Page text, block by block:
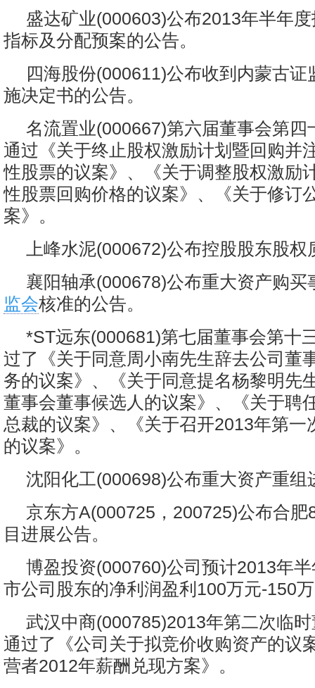
盛达矿业(000603)公布2013年半年
指标及分配预案的公告。
四海股份(000611)公布收到内蒙古证
施决定书的公告。
名流置业(000667)第六届董事会第四
通过《关于终止股权激励计划暨回购并
性股票的议案》、《关于调整股权激励
性股票回购价格的议案》、《关于修订
案》。
上峰水泥(000672)公布控股股东股
襄阳轴承(000678)公布重大资产购买
监会核准的公告。
*ST远东(000681)第七届董事会第十
过了《关于同意周小南先生辞去公司董
务的议案》、《关于同意提名杨黎明先
董事会董事候选人的议案》、《关于聘
总裁的议案》、《关于召开2013年第一
的议案》。
沈阳化工(000698)公布重大资产重组
京东方A(000725，200725)公布合肥
目进展公告。
博盈投资(000760)公司预计2013年
市公司股东的净利润盈利100万元-150
武汉中商(000785)2013年第二次临
通过了《公司关于拟竞价收购资产的议
营者2012年薪酬兑现方案》。